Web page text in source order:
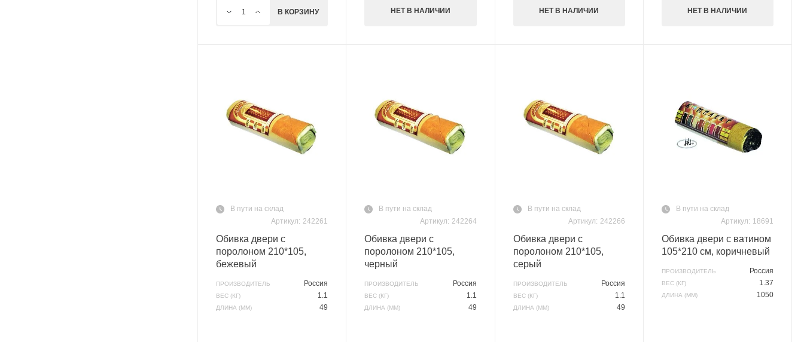
В КОРЗИНУ НЕТ В НАЛИЧИИ НЕТ В НАЛИЧИИ НЕТ В НАЛИЧИИ
В пути на склад
Артикул: 242261
Обивка двери с
поролоном 210*105,
бежевый
ПРОИЗВОДИТЕЛЬ Россия
ВЕС (КГ) 1.1
ДЛИНА (ММ) 49
В пути на склад
Артикул: 242264
Обивка двери с
поролоном 210*105,
черный
ПРОИЗВОДИТЕЛЬ Россия
ВЕС (КГ) 1.1
ДЛИНА (ММ) 49
В пути на склад
Артикул: 242266
Обивка двери с
поролоном 210*105,
серый
ПРОИЗВОДИТЕЛЬ Россия
ВЕС (КГ) 1.1
ДЛИНА (ММ) 49
В пути на склад
Артикул: 18691
Обивка двери с ватином
105*210 см, коричневый
ПРОИЗВОДИТЕЛЬ Россия
ВЕС (КГ) 1.37
ДЛИНА (ММ) 1050